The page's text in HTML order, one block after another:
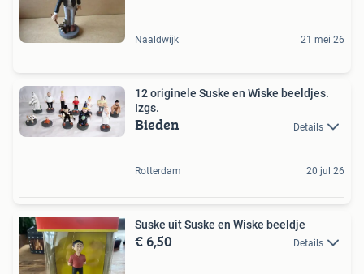
Naaldwijk 21 mei 26
12 originele Suske en Wiske beeldjes.
Izgs.
Bieden Details
Rotterdam 20 jul 26
Suske uit Suske en Wiske beeldje
€ 6,50 Details